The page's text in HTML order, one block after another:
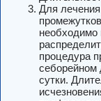
Для
необходимо
процедура
себорейном
сутки.